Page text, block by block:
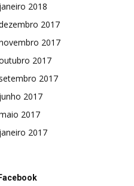
2018
2017
2017
2017
2017
2017
2017
2017